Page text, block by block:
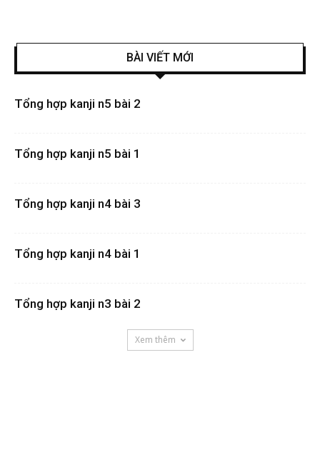
BÀI VIẾT MỚI
Tổng hợp kanji n5 bài 2
Tổng hợp kanji n5 bài 1
Tổng hợp kanji n4 bài 3
Tổng hợp kanji n4 bài 1
Tổng hợp kanji n3 bài 2
Xem thêm